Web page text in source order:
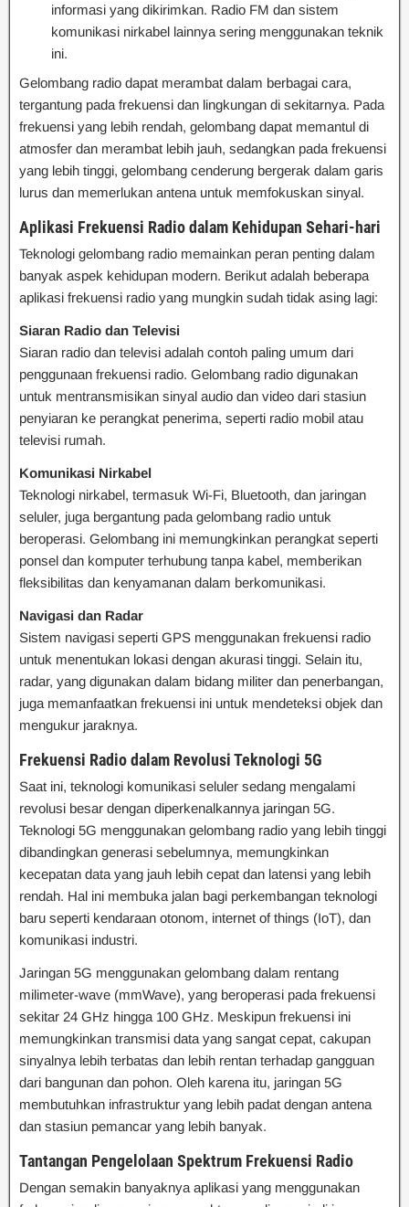
informasi yang dikirimkan. Radio FM dan sistem
komunikasi nirkabel lainnya sering menggunakan teknik
ini.
Gelombang radio dapat merambat dalam berbagai cara,
tergantung pada frekuensi dan lingkungan di sekitarnya. Pada
frekuensi yang lebih rendah, gelombang dapat memantul di
atmosfer dan merambat lebih jauh, sedangkan pada frekuensi
yang lebih tinggi, gelombang cenderung bergerak dalam garis
lurus dan memerlukan antena untuk memfokuskan sinyal.
Aplikasi Frekuensi Radio dalam Kehidupan Sehari-hari
Teknologi gelombang radio memainkan peran penting dalam
banyak aspek kehidupan modern. Berikut adalah beberapa
aplikasi frekuensi radio yang mungkin sudah tidak asing lagi:
Siaran Radio dan Televisi
Siaran radio dan televisi adalah contoh paling umum dari
penggunaan frekuensi radio. Gelombang radio digunakan
untuk mentransmisikan sinyal audio dan video dari stasiun
penyiaran ke perangkat penerima, seperti radio mobil atau
televisi rumah.
Komunikasi Nirkabel
Teknologi nirkabel, termasuk Wi-Fi, Bluetooth, dan jaringan
seluler, juga bergantung pada gelombang radio untuk
beroperasi. Gelombang ini memungkinkan perangkat seperti
ponsel dan komputer terhubung tanpa kabel, memberikan
fleksibilitas dan kenyamanan dalam berkomunikasi.
Navigasi dan Radar
Sistem navigasi seperti GPS menggunakan frekuensi radio
untuk menentukan lokasi dengan akurasi tinggi. Selain itu,
radar, yang digunakan dalam bidang militer dan penerbangan,
juga memanfaatkan frekuensi ini untuk mendeteksi objek dan
mengukur jaraknya.
Frekuensi Radio dalam Revolusi Teknologi 5G
Saat ini, teknologi komunikasi seluler sedang mengalami
revolusi besar dengan diperkenalkannya jaringan 5G.
Teknologi 5G menggunakan gelombang radio yang lebih tinggi
dibandingkan generasi sebelumnya, memungkinkan
kecepatan data yang jauh lebih cepat dan latensi yang lebih
rendah. Hal ini membuka jalan bagi perkembangan teknologi
baru seperti kendaraan otonom, internet of things (IoT), dan
komunikasi industri.
Jaringan 5G menggunakan gelombang dalam rentang
milimeter-wave (mmWave), yang beroperasi pada frekuensi
sekitar 24 GHz hingga 100 GHz. Meskipun frekuensi ini
memungkinkan transmisi data yang sangat cepat, cakupan
sinyalnya lebih terbatas dan lebih rentan terhadap gangguan
dari bangunan dan pohon. Oleh karena itu, jaringan 5G
membutuhkan infrastruktur yang lebih padat dengan antena
dan stasiun pemancar yang lebih banyak.
Tantangan Pengelolaan Spektrum Frekuensi Radio
Dengan semakin banyaknya aplikasi yang menggunakan